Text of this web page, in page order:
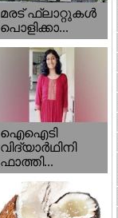
മരട് ഫ്ലാറ്റുകൾ
പൊളിക്കാ...
ഐഐടി
വിദ്യാര്‍ഥിനി
ഫാത്തി...